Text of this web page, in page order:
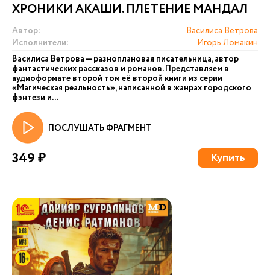
ХРОНИКИ АКАШИ. ПЛЕТЕНИЕ МАНДАЛ
Автор:
Василиса Ветрова
Исполнители:
Игорь Ломакин
Василиса Ветрова — разноплановая писательница, автор
фантастических рассказов и романов. Представляем в
аудиоформате второй том её второй книги из серии
«Магическая реальность», написанной в жанрах городского
фэнтези и...
ПОСЛУШАТЬ ФРАГМЕНТ
349 ₽ Купить